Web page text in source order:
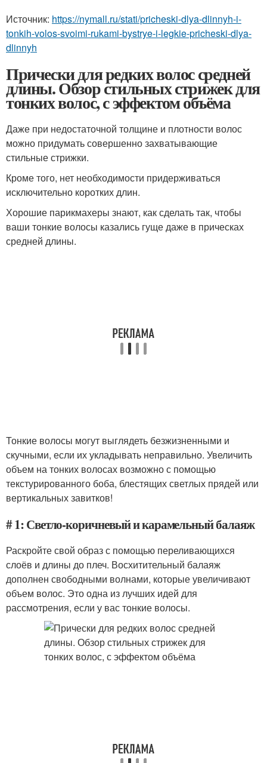
Источник: https://nymall.ru/stati/pricheski-dlya-dlinnyh-i-
tonkih-volos-svoimi-rukami-bystrye-i-legkie-pricheski-dlya-
dlinnyh
Прически для редких волос средней
длины. Обзор стильных стрижек для
тонких волос, с эффектом объёма
Даже при недостаточной толщине и плотности волос
можно придумать совершенно захватывающие
стильные стрижки.
Кроме того, нет необходимости придерживаться
исключительно коротких длин.
Хорошие парикмахеры знают, как сделать так, чтобы
ваши тонкие волосы казались гуще даже в прическах
средней длины.
Тонкие волосы могут выглядеть безжизненными и
скучными, если их укладывать неправильно. Увеличить
объем на тонких волосах возможно с помощью
текстурированного боба, блестящих светлых прядей или
вертикальных завитков!
# 1: Светло-коричневый и карамельный балаяж
Раскройте свой образ с помощью переливающихся
слоёв и длины до плеч. Восхитительный балаяж
дополнен свободными волнами, которые увеличивают
объем волос. Это одна из лучших идей для
рассмотрения, если у вас тонкие волосы.